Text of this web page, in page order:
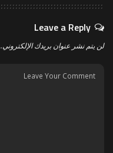
Leave a Reply
لن يتم نشر عنوان بريدك الإلكتروني.